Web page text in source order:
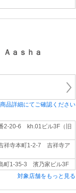
ａｓｈａ
品詳細にてご確認ください
2-20-6 kh.01ビル3F（旧
祥寺本町1-2-7 吉祥寺ア
町1-35-3 濱乃家ビル3F
対象店舗をもっと見る